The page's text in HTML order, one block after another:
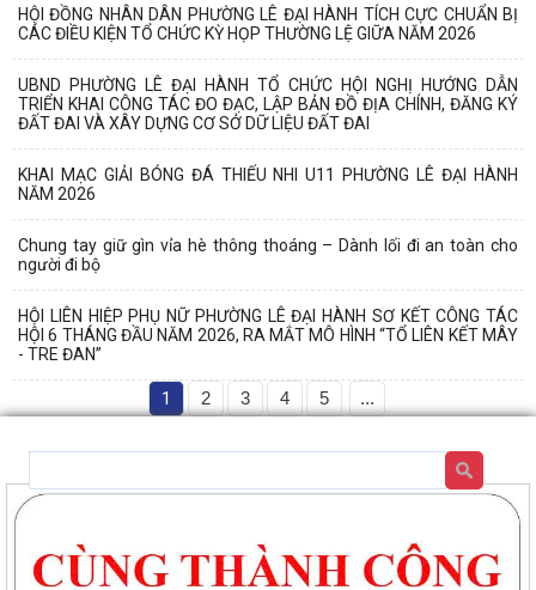
HỘI ĐỒNG NHÂN DÂN PHƯỜNG LÊ ĐẠI HÀNH TÍCH CỰC CHUẨN BỊ
CÁC ĐIỀU KIỆN TỔ CHỨC KỲ HỌP THƯỜNG LỆ GIỮA NĂM 2026
UBND PHƯỜNG LÊ ĐẠI HÀNH TỔ CHỨC HỘI NGHỊ HƯỚNG DẪN
TRIỂN KHAI CÔNG TÁC ĐO ĐẠC, LẬP BẢN ĐỒ ĐỊA CHÍNH, ĐĂNG KÝ
ĐẤT ĐAI VÀ XÂY DỰNG CƠ SỞ DỮ LIỆU ĐẤT ĐAI
KHAI MẠC GIẢI BÓNG ĐÁ THIẾU NHI U11 PHƯỜNG LÊ ĐẠI HÀNH
NĂM 2026
Chung tay giữ gìn vỉa hè thông thoáng – Dành lối đi an toàn cho
người đi bộ
HỘI LIÊN HIỆP PHỤ NỮ PHƯỜNG LÊ ĐẠI HÀNH SƠ KẾT CÔNG TÁC
HỘI 6 THÁNG ĐẦU NĂM 2026, RA MẮT MÔ HÌNH “TỔ LIÊN KẾT MÂY
- TRE ĐAN”
1 2 3 4 5 ...